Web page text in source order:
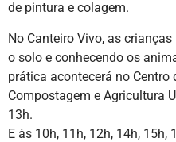
de pintura e colagem.
No Canteiro Vivo, as
o solo e conhecendo os
prática acontecerá no Centro
Compostagem e Agricultura
13h.
E às 10h, 11h, 12h, 14h,